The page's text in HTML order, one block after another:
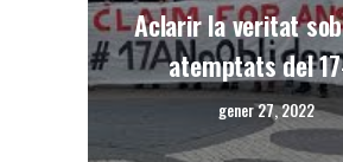
Aclarir la veritat
atemptats del
gener 27, 2022